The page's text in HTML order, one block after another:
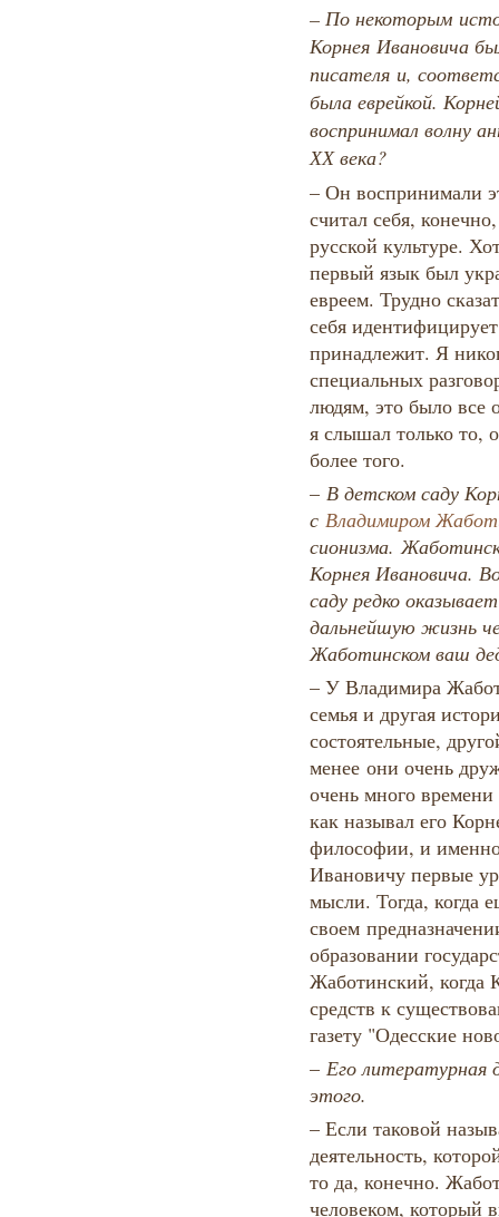
– По некоторым
Корнея Ивановича
писателя и,
была еврейкой.
воспринимал волну
ХХ века?
– Он воспринимали
считал себя,
русской культуре.
первый язык был
евреем. Трудно
себя
принадлежит. Я
специальных
людям, это было все
я слышал только то,
более того.
–​ В детском саду
с Владимиром
сионизма.
Корнея Ивановича.
саду редко
дальнейшую жизнь
Жаботинском ваш
– У Владимира
семья и другая
состоятельные,
менее они очень
очень много
как называл его
философии, и
Ивановичу первые
мысли. Тогда, когда
своем
образовании
Жаботинский, когда
средств к
газету "Одесские
–​ Его литературная
этого.
– Если таковой
деятельность,
то да, конечно.
человеком, который